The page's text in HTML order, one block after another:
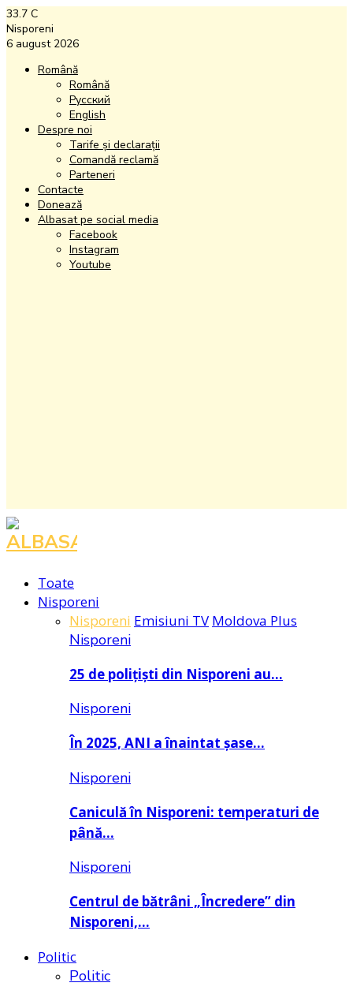
33.7 C
Nisporeni
6 august 2026
Română
Română
Русский
English
Despre noi
Tarife și declarații
Comandă reclamă
Parteneri
Contacte
Donează
Albasat pe social media
Facebook
Instagram
Youtube
Facebook
Instagram
Youtube
Toate
Nisporeni
Nisporeni Emisiuni TV Moldova Plus
Nisporeni
25 de polițiști din Nisporeni au…
Nisporeni
În 2025, ANI a înaintat șase…
Nisporeni
Caniculă în Nisporeni: temperaturi de
până…
Nisporeni
Centrul de bătrâni „Încredere” din
Nisporeni,…
Politic
Politic